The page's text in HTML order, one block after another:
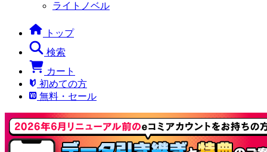
ライトノベル
トップ
検索
カート
初めての方
無料・セール